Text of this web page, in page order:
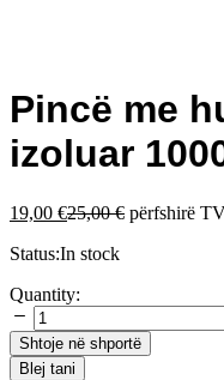
Pincë me
izoluar
19,00 €25,00€ përfshirë
Status:In stock
Pincë
me
hundë
të
Quantity:
Shtoje në shportë
Blej tani